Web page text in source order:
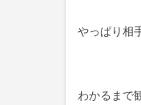
やっぱり相
わかるまで